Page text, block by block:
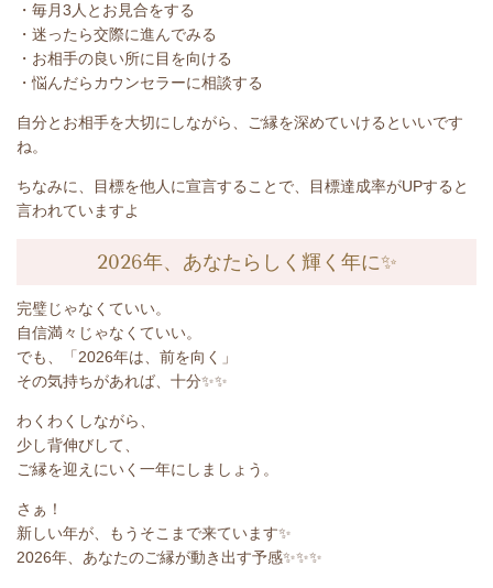
・毎月3 人とお見合をする
・迷ったら交際に進んでみる
・お相手の良い所に目を向ける
・悩んだらカウンセラーに相談する
自分とお相手を大切にしながら、ご縁を深めていけるといいです
ね。
ちなみに、目標を他人に宣言することで、目標達成率がUPすると
言われていますよ
2026年、あなたらしく輝く年に✨
完璧じゃなくていい。
自信満々じゃなくていい。
でも、「2026年は、前を向く」
その気持ちがあれば、十分✨✨
わくわくしながら、
少し背伸びして、
ご縁を迎えにいく一年にしましょう。
さぁ！
新しい年が、もうそこまで来ています✨
2026年、あなたのご縁が動き出す予感✨✨✨